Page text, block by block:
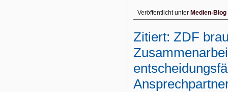
Veröffentlicht unter Medien-Blog
Zitiert: ZDF